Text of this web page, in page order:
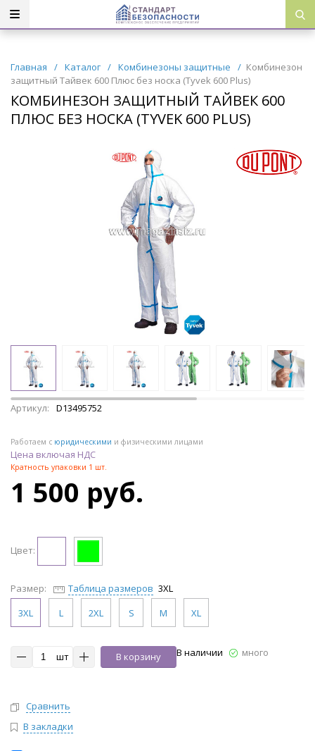
Главная / Каталог / Комбинезоны защитные / Комбинезон
защитный Тайвек 600 Плюс без носка (Tyvek 600 Plus)
КОМБИНЕЗОН ЗАЩИТНЫЙ ТАЙВЕК 600
ПЛЮС БЕЗ НОСКА (TYVEK 600 PLUS)
Артикул: D13495752
Работаем с юридическими и физическими лицами
Цена включая НДС
Кратность упаковки 1 шт.
1 500 руб.
Цвет:
Размер: Таблица размеров 3XL
3XL
L 2XL S M XL
шт В корзину В наличии много
Сравнить
В закладки